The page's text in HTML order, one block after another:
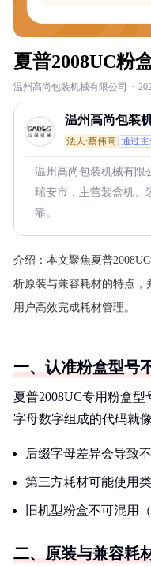
夏普2008UC粉
温州高尚包装机械有限公司 ·
温州高尚包装
法人:蔡伟高 通过
温州高尚包装机械有限
瑞安市，主营装盒机、
靠。
介绍： 本文聚焦夏普
析原装与兼容耗材的特点，
用户高效完成耗材管理。
一、认准粉盒型号
夏普2008UC专用粉盒型
字母数字组成的代码就
后缀字母差异会导致
第三方耗材可能使用
旧机型粉盒不可混用
二、原装与兼容耗